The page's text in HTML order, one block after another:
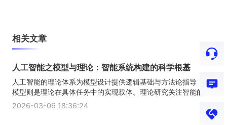
相关文章
人工智能之模型与理论：智能系统构建的科学根基
人工智能的理论体系为模型设计提供逻辑基础与方法论指导，而
模型则是理论在具体任务中的实现载体。理论研究关注智能的...
2026-03-06 18:36:24